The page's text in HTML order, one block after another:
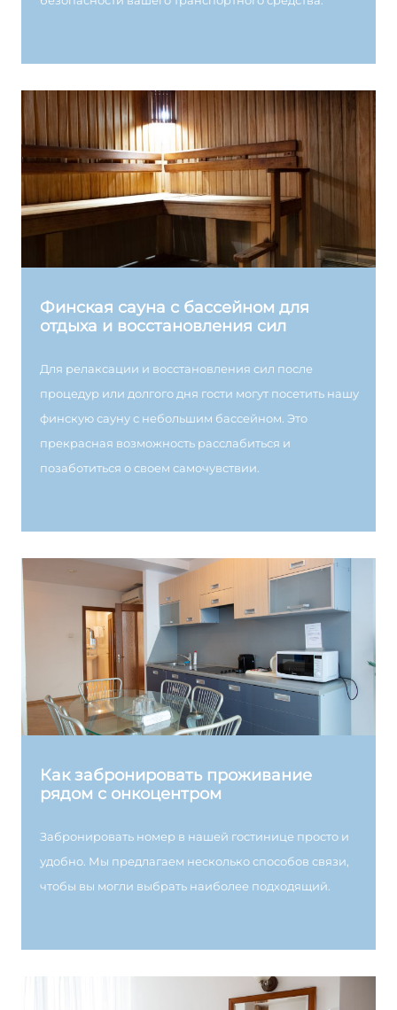
Финская сауна с бассейном для
отдыха и восстановления сил
Для релаксации и восстановления сил после
процедур или долгого дня гости могут посетить нашу
финскую сауну с небольшим бассейном. Это
прекрасная возможность расслабиться и
позаботиться о своем самочувствии.
Как забронировать проживание
рядом с онкоцентром
Забронировать номер в нашей гостинице просто и
удобно. Мы предлагаем несколько способов связи,
чтобы вы могли выбрать наиболее подходящий.